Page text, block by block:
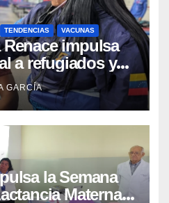
TENDENCIAS VACUNAS
impulsa
a refugiados y
en
GARCÍA
la Semana
Materna